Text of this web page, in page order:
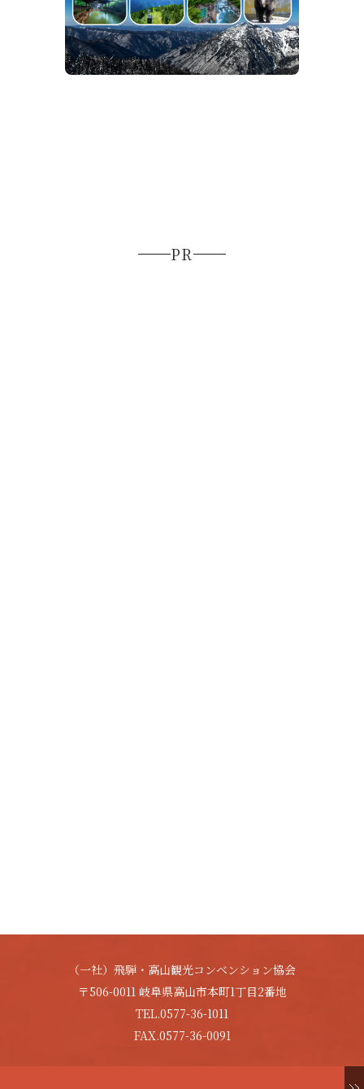
比較～お得な情報も～
PR
（一社）飛騨・高山観光コンベンション協会
〒506-0011 岐阜県高山市本町1丁目2番地
TEL.0577-36-1011
FAX.0577-36-0091